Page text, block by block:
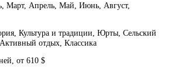
Март, Апрель, Май, Июнь, Август,
Культура и традиции, Юрты, Сельский
отдых, Классика
от 610 $